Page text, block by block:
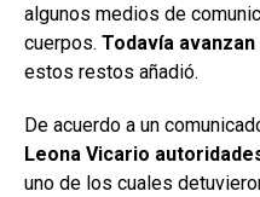
algunos medios de
cuerpos. Todavía
estos restos añadió.
De acuerdo a un
Leona Vicario
uno de los cuales